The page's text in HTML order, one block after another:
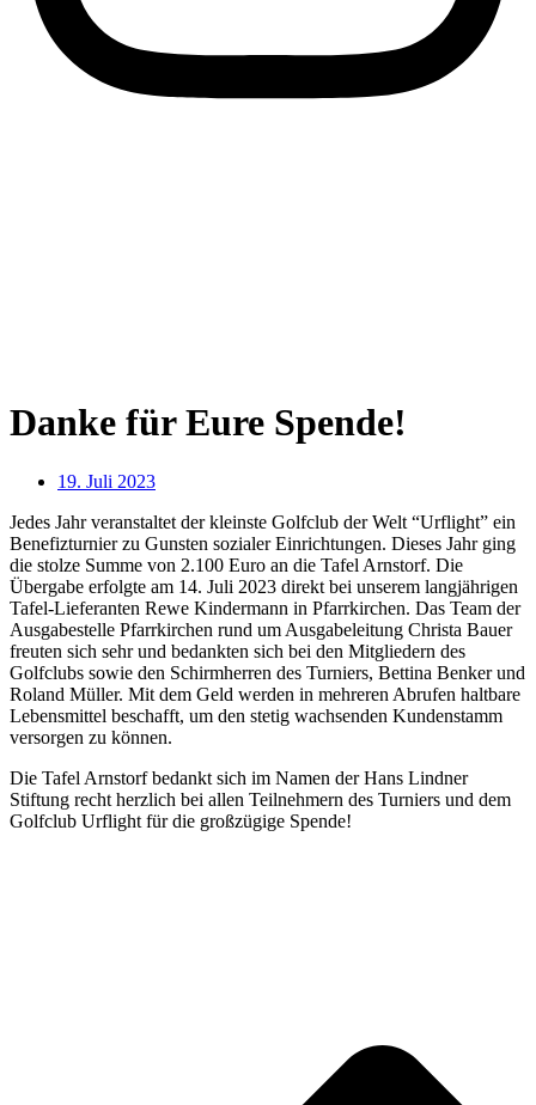
Danke für Eure Spende!
19. Juli 2023
Jedes Jahr veranstaltet der kleinste Golfclub der Welt “Urflight” ein
Benefizturnier zu Gunsten sozialer Einrichtungen. Dieses Jahr ging
die stolze Summe von 2.100 Euro an die Tafel Arnstorf. Die
Übergabe erfolgte am 14. Juli 2023 direkt bei unserem langjährigen
Tafel-Lieferanten Rewe Kindermann in Pfarrkirchen. Das Team der
Ausgabestelle Pfarrkirchen rund um Ausgabeleitung Christa Bauer
freuten sich sehr und bedankten sich bei den Mitgliedern des
Golfclubs sowie den Schirmherren des Turniers, Bettina Benker und
Roland Müller. Mit dem Geld werden in mehreren Abrufen haltbare
Lebensmittel beschafft, um den stetig wachsenden Kundenstamm
versorgen zu können.
Die Tafel Arnstorf bedankt sich im Namen der Hans Lindner
Stiftung recht herzlich bei allen Teilnehmern des Turniers und dem
Golfclub Urflight für die großzügige Spende!